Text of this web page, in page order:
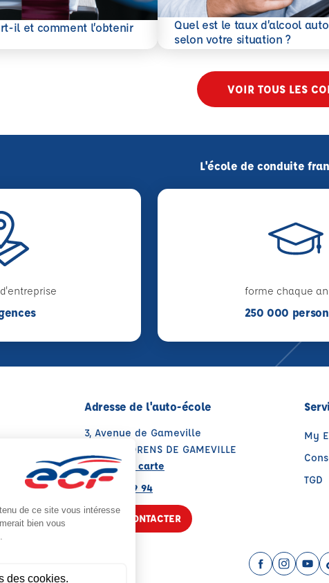
il et comment l’obtenir
Quel est le taux d’alcool
selon votre situation ?
En savoir plus
VOIR TOUS LES
L'école de conduite
forme chaque
250 000
sur 87 avis
Adresse de l'auto-école
3, Avenue de Gameville
31650 ST ORENS DE GAMEVILLE
Voir sur la carte
07 82 12 19 94
NOUS CONTACTER
My
TGD
Facebook